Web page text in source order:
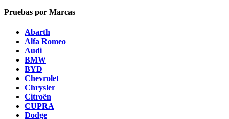
Pruebas por Marcas
Abarth
Alfa Romeo
Audi
BMW
BYD
Chevrolet
Chrysler
Citroën
CUPRA
Dodge